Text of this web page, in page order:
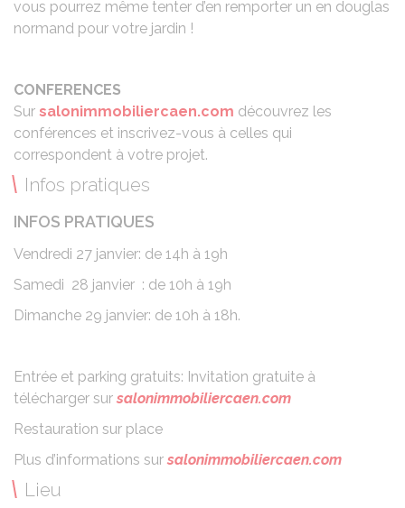
vous pourrez même tenter d’en remporter un en douglas
normand pour votre jardin !
CONFERENCES
Sur salonimmobiliercaen.com découvrez les
conférences et inscrivez-vous à celles qui
correspondent à votre projet.
Infos pratiques
INFOS PRATIQUES
Vendredi 27 janvier: de 14h à 19h
Samedi 28 janvier : de 10h à 19h
Dimanche 29 janvier: de 10h à 18h.
Entrée et parking gratuits: Invitation gratuite à
télécharger sur salonimmobiliercaen.com
Restauration sur place
Plus d’informations sur salonimmobiliercaen.com
Lieu